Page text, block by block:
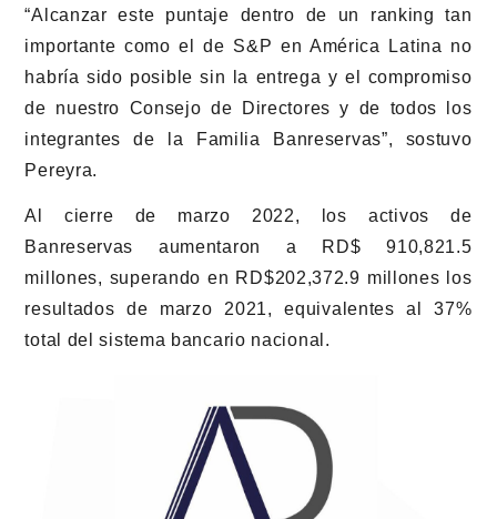
“Alcanzar este puntaje dentro de un ranking tan
importante como el de S&P en América Latina no
habría sido posible sin la entrega y el compromiso
de nuestro Consejo de Directores y de todos los
integrantes de la Familia Banreservas”, sostuvo
Pereyra.
Al cierre de marzo 2022, los activos de
Banreservas aumentaron a RD$ 910,821.5
millones, superando en RD$202,372.9 millones los
resultados de marzo 2021, equivalentes al 37%
total del sistema bancario nacional.